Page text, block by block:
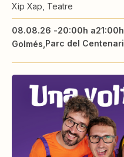
Xip Xap, Teatre
08.08.26 -20:00h a21:00h
Golmés Parc del Centenari